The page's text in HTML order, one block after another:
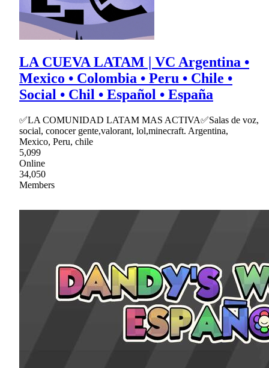
LA CUEVA LATAM | VC Argentina •
Mexico • Colombia • Peru • Chile •
Social • Chil • Español • España
✅LA COMUNIDAD LATAM MAS ACTIVA✅Salas de voz,
social, conocer gente,valorant, lol,minecraft. Argentina,
Mexico, Peru, chile
5,099
Online
34,050
Members